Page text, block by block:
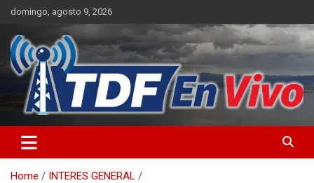
Skip
content
domingo, agosto 9, 2026
Home
INTERES GENERAL